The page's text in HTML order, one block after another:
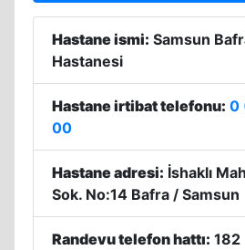
Hastane ismi: Samsun
Hastanesi
Hastane irtibat telefonu: 0
00
Hastane adresi: İshaklı
Sok. No:14 Bafra / Samsun
Randevu telefon hattı: 182